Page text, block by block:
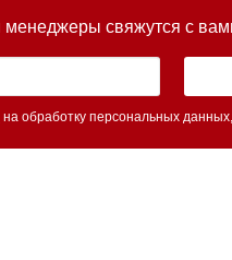
свяжутся с
на обработку персональных